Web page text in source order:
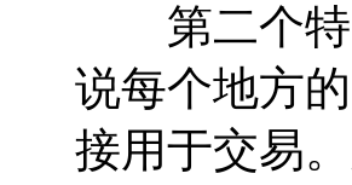
第二个特
说每个地方
接用于交易